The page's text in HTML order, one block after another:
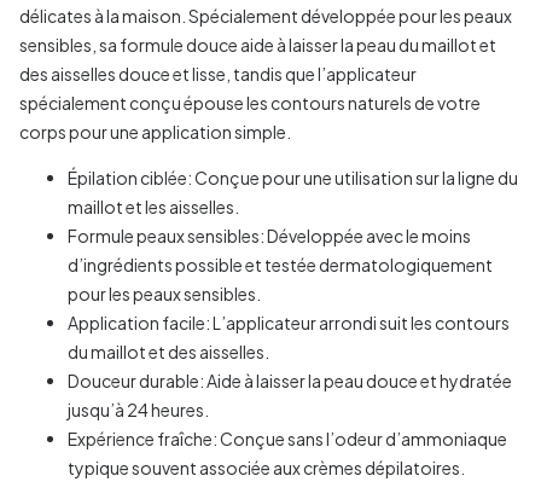
délicates à la maison. Spécialement développée pour les peaux
sensibles, sa formule douce aide à laisser la peau du maillot et
des aisselles douce et lisse, tandis que l’applicateur
spécialement conçu épouse les contours naturels de votre
corps pour une application simple.
Épilation ciblée: Conçue pour une utilisation sur la ligne du
maillot et les aisselles.
Formule peaux sensibles: Développée avec le moins
d’ingrédients possible et testée dermatologiquement
pour les peaux sensibles.
Application facile: L’applicateur arrondi suit les contours
du maillot et des aisselles.
Douceur durable: Aide à laisser la peau douce et hydratée
jusqu’à 24 heures.
Expérience fraîche: Conçue sans l’odeur d’ammoniaque
typique souvent associée aux crèmes dépilatoires.